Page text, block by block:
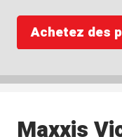
Achetez des
Maxxis